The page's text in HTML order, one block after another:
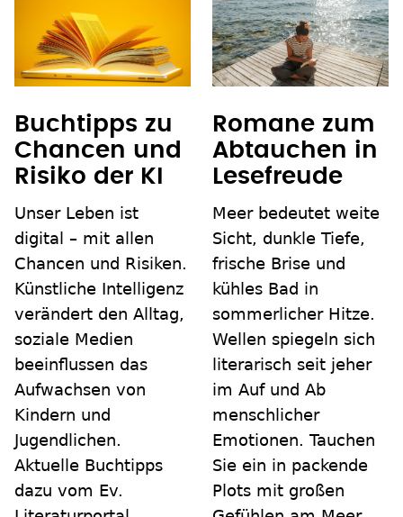
Buchtipps zu
Chancen und
Risiko der KI
Unser Leben ist
digital – mit allen
Chancen und Risiken.
Künstliche Intelligenz
verändert den Alltag,
soziale Medien
beeinflussen das
Aufwachsen von
Kindern und
Jugendlichen.
Aktuelle Buchtipps
dazu vom Ev.
Romane zum
Abtauchen in
Lesefreude
Meer bedeutet weite
Sicht, dunkle Tiefe,
frische Brise und
kühles Bad in
sommerlicher Hitze.
Wellen spiegeln sich
literarisch seit jeher
im Auf und Ab
menschlicher
Emotionen. Tauchen
Sie ein in packende
Plots mit großen